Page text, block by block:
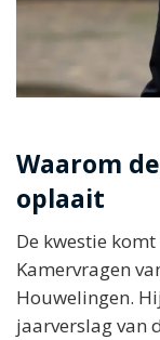
Waarom
oplaait
De kwestie
Kamervragen
Houwelingen.
jaarverslag van